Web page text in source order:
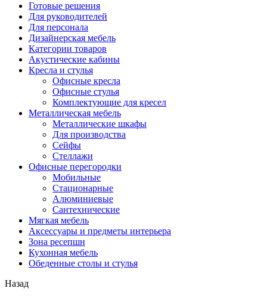
Готовые решения
Для руководителей
Для персонала
Дизайнерская мебель
Категории товаров
Акустические кабины
Кресла и стулья
Офисные кресла
Офисные стулья
Комплектующие для кресел
Металлическая мебель
Металлические шкафы
Для производства
Сейфы
Стеллажи
Офисные перегородки
Мобильные
Стационарные
Алюминиевые
Сантехнические
Мягкая мебель
Аксессуары и предметы интерьера
Зона ресепшн
Кухонная мебель
Обеденные столы и стулья
Назад